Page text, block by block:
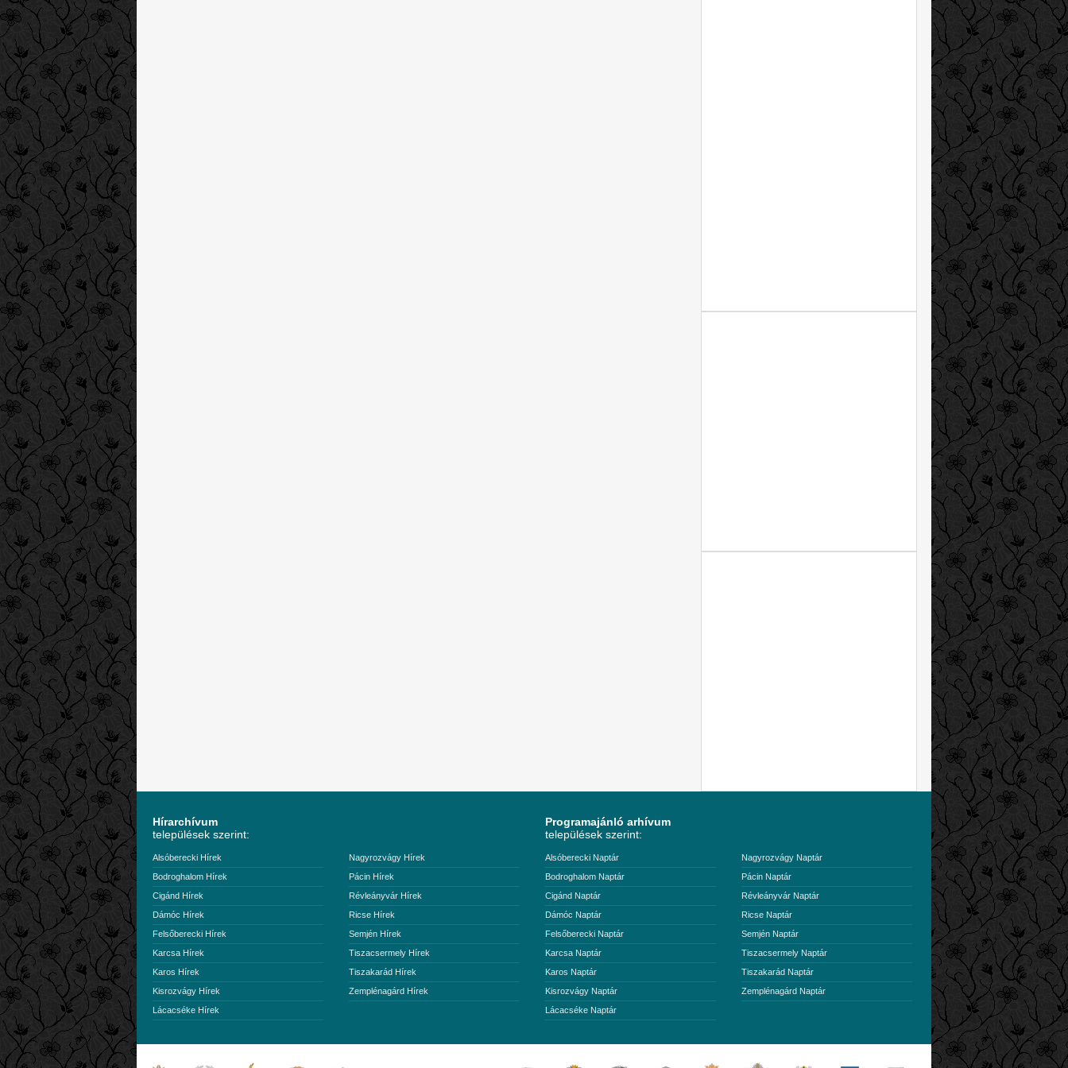
Hírarchívum
települések szerint:
Alsóberecki Hírek
Bodroghalom Hírek
Cigánd Hírek
Dámóc Hírek
Felsőberecki Hírek
Karcsa Hírek
Karos Hírek
Kisrozvágy Hírek
Lácacséke Hírek
Nagyrozvágy Hírek
Pácin Hírek
Révleányvár Hírek
Ricse Hírek
Semjén Hírek
Tiszacsermely Hírek
Tiszakarád Hírek
Zemplénagárd Hírek
Programajánló arhívum
települések szerint:
Alsóberecki Naptár
Bodroghalom Naptár
Cigánd Naptár
Dámóc Naptár
Felsőberecki Naptár
Karcsa Naptár
Karos Naptár
Kisrozvágy Naptár
Lácacséke Naptár
Nagyrozvágy Naptár
Pácin Naptár
Révleányvár Naptár
Ricse Naptár
Semjén Naptár
Tiszacsermely Naptár
Tiszakarád Naptár
Zemplénagárd Naptár